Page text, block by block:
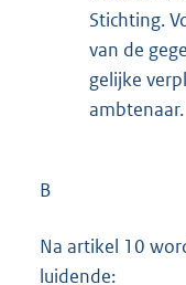
Stichting.
van de
gelijke
ambtenaar.
B
Na artikel 10
luidende: